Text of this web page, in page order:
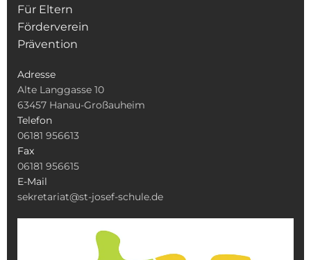
Für Eltern
Förderverein
Prävention
Adresse
Alte Langgasse 10
63457 Hanau-Großauheim
Telefon
06181 956613
Fax
06181 956615
E-Mail
sekretariat@st-josef-schule.de